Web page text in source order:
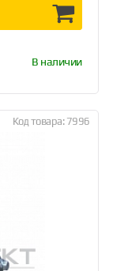
В наличии
Код товара: 7996